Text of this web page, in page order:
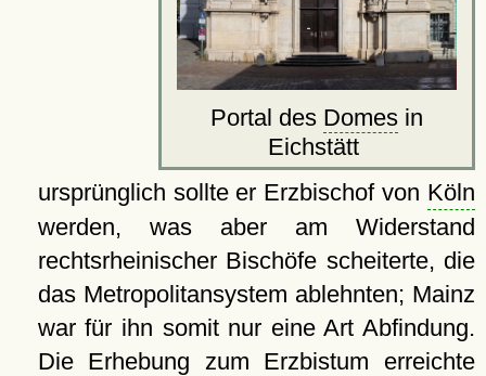
Portal des Domes in
Eichstätt
ursprünglich sollte er Erzbischof von Köln
werden, was aber am Widerstand
rechtsrheinischer Bischöfe scheiterte, die
das Metropolitansystem ablehnten; Mainz
war für ihn somit nur eine Art Abfindung.
Die Erhebung zum Erzbistum erreichte